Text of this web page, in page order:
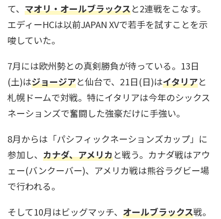
て、 マオリ・オールブラックスと2連戦をこなす。
エディーHCは以前JAPAN XVで若手を試すことを示
唆していた。
7月には欧州勢との真剣勝負が待っている。13日
(土)はジョージアと仙台で、21日(日)はイタリアと
札幌ドームで対戦。特にイタリアは今年のシックス
ネーションズで奮闘した強豪だけに手強い。
8月からは「パシフィックネーションズカップ」に
参加し、 カナダ、アメリカと戦う。カナダ戦はアウ
ェー(バンクーバー)、アメリカ戦は熊谷ラグビー場
で行われる。
そして10月はビッグマッチ、 オールブラックス戦。